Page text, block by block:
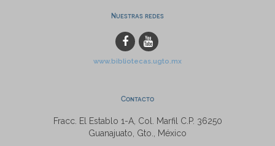
Nuestras redes
www.bibliotecas.ugto.mx
Contacto
Fracc. El Establo 1-A, Col. Marfil C.P. 36250
Guanajuato, Gto., México